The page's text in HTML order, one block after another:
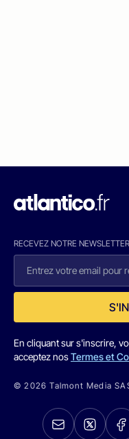
RECEVEZ NOTRE NEWSLETTER
En cliquant sur s'inscrire,
acceptez nosTermes et
© 2026 Talmont Media